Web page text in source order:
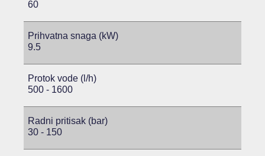
60
Prihvatna snaga (kW)
9.5
Protok vode (l/h)
500 - 1600
Radni pritisak (bar)
30 - 150